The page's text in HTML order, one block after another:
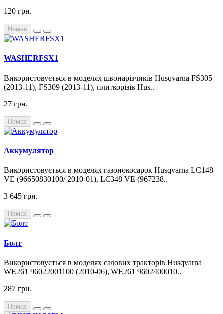
120 грн.
Немає
WASHERFSX1
Використовується в моделях швонарізчиків Husqvarna FS305
(2013-11), FS309 (2013-11), плиткорізів Hus..
27 грн.
Немає
Аккумулятор
Використовується в моделях газонокосарок Husqvarna LC148
VE (96650830100/ 2010-01), LC348 VE (967238..
3 645 грн.
Немає
Болт
Використовується в моделях садових тракторів Husqvarna
WE261 96022001100 (2010-06), WE261 9602400010..
287 грн.
Немає